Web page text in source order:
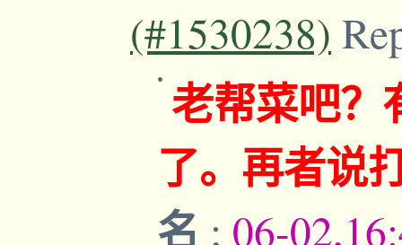
(#1530238)
老帮菜吧？
了。再者说
名 ; 06-